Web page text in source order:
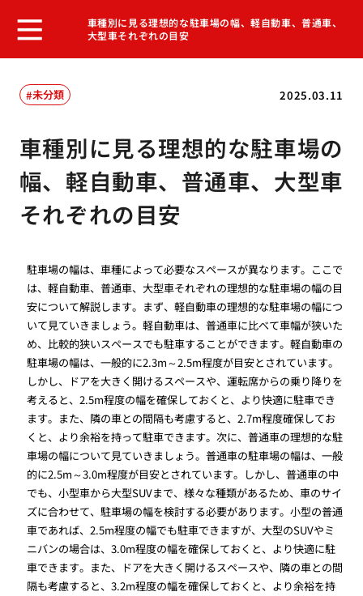
車種別に見る理想的な駐車場の幅、軽自動車、普通車、
大型車それぞれの目安
2025.03.11
未分類
車種別に見る理想的な駐車場の
幅、軽自動車、普通車、大型車
それぞれの目安
駐車場の幅は、車種によって必要なスペースが異なります。ここで
は、軽自動車、普通車、大型車それぞれの理想的な駐車場の幅の目
安について解説します。まず、軽自動車の理想的な駐車場の幅につ
いて見ていきましょう。軽自動車は、普通車に比べて車幅が狭いた
め、比較的狭いスペースでも駐車することができます。軽自動車の
駐車場の幅は、一般的に2.3m～2.5m程度が目安とされています。
しかし、ドアを大きく開けるスペースや、運転席からの乗り降りを
考えると、2.5m程度の幅を確保しておくと、より快適に駐車でき
ます。また、隣の車との間隔も考慮すると、2.7m程度確保してお
くと、より余裕を持って駐車できます。次に、普通車の理想的な駐
車場の幅について見ていきましょう。普通車の駐車場の幅は、一般
的に2.5m～3.0m程度が目安とされています。しかし、普通車の中
でも、小型車から大型SUVまで、様々な種類があるため、車のサイ
ズに合わせて、駐車場の幅を検討する必要があります。小型の普通
車であれば、2.5m程度の幅でも駐車できますが、大型のSUVやミ
ニバンの場合は、3.0m程度の幅を確保しておくと、より快適に駐
車できます。また、ドアを大きく開けるスペースや、隣の車との間
隔も考慮すると、3.2m程度の幅を確保しておくと、より余裕を持